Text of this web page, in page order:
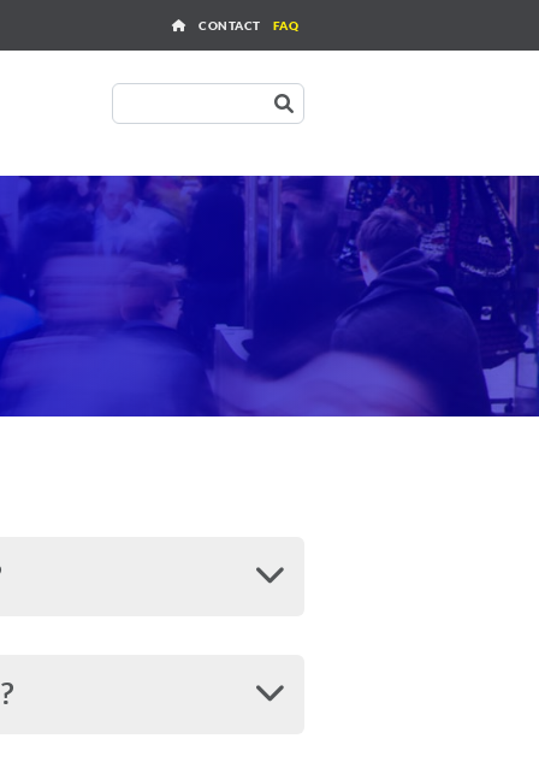
OutilsCONTACT FAQ